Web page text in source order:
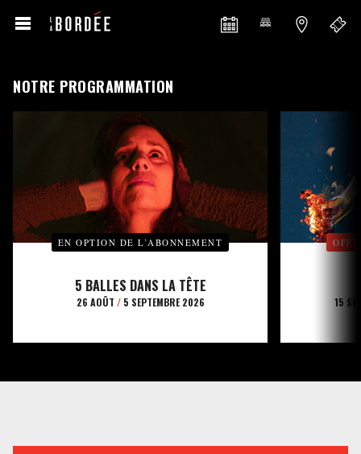
NOTRE PROGRAMMATION
EN OPTION DE L’ABONNEMENT
5 BALLES DANS LA TÊTE
26 AOÛT /5 SEPTEMBRE 2026 15